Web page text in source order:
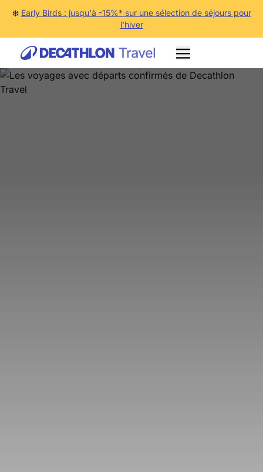
❄️ Early Birds : jusqu'à -15%* sur une sélection de séjours pour
l'hiver